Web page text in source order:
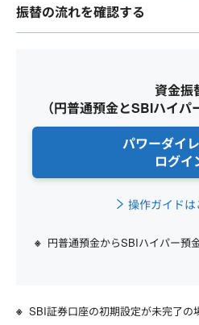
振替の流れを確認する
資金振
（円普通預金とSBIハイパ
パワーダイ
ログイ
操作ガイドは
円普通預金からSBIハイパー預
SBI証券口座の初期設定が未完了の